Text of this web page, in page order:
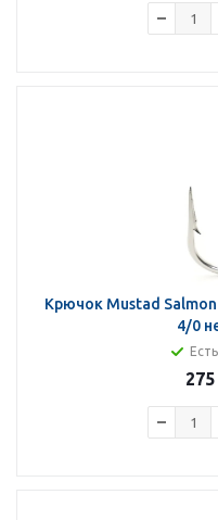
Крючок Mustad Salmon
4/0